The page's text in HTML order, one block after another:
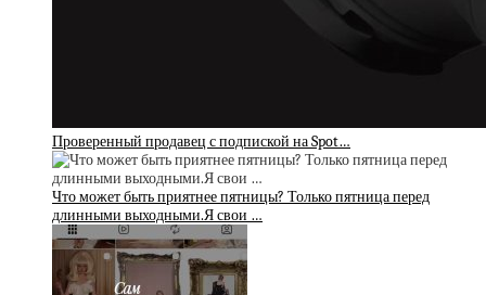
Проверенный продавец с подпиской на Spot…
Что может быть приятнее пятницы? Только пятница перед
длинными выходными.Я свои …